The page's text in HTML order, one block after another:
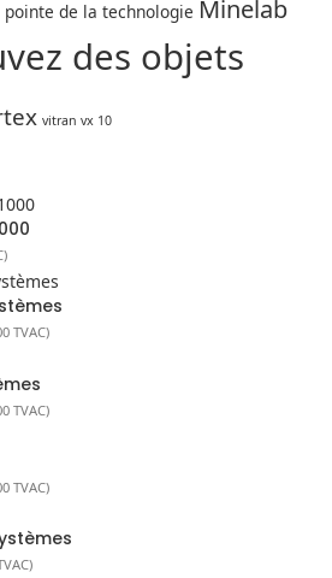
de la technologie Minelab
des objets
vitran vx 10
TVAC)
TVAC)
TVAC)